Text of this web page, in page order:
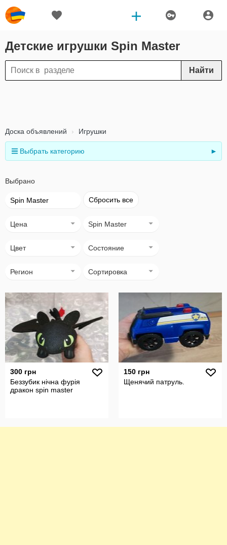
Детские игрушки Spin Master
Найти
Доска объявлений Игрушки
Выбрать категорию ►
Выбрано
Spin Master Сбросить все
Цена Spin Master
Цвет Состояние
Регион Сортировка
300 грн
Беззубик нічна фурія
дракон spin master
150 грн
Щенячий патруль.